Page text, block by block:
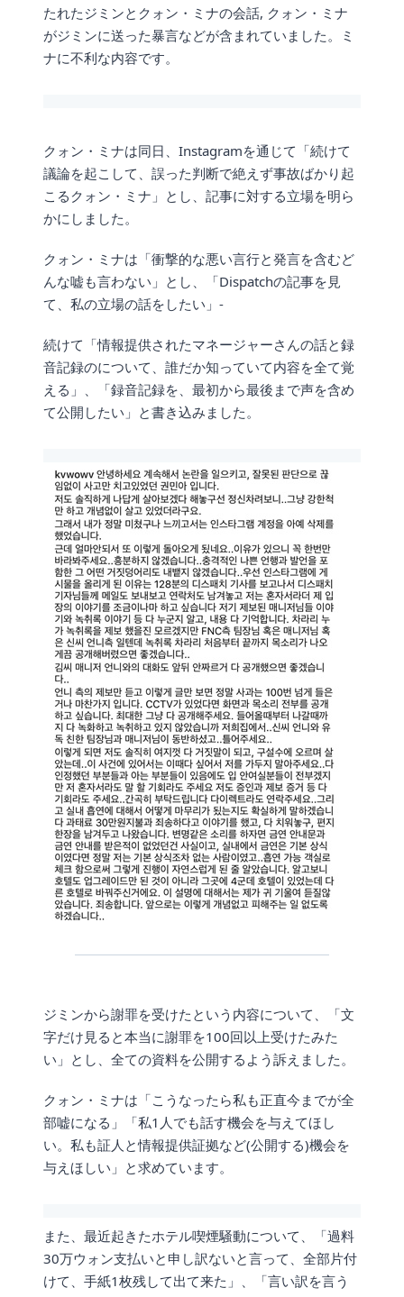
たれたジミンとクォン・ミナの会話, クォン・ミナ
がジミンに送った暴言などが含まれていました。ミ
ナに不利な内容です。
クォン・ミナは同日、Instagramを通じて「続けて
議論を起こして、誤った判断で絶えず事故ばかり起
こるクォン・ミナ」とし、記事に対する立場を明ら
かにしました。
クォン・ミナは「衝撃的な悪い言行と発言を含むど
んな嘘も言わない」とし、「Dispatchの記事を見
て、私の立場の話をしたい」-
続けて「情報提供されたマネージャーさんの話と録
音記録のについて、誰だか知っていて内容を全て覚
える」、「録音記録を、最初から最後まで声を含め
て公開したい」と書き込みました。
ジミンから謝罪を受けたという内容について、「文
字だけ見ると本当に謝罪を100回以上受けたみた
い」とし、全ての資料を公開するよう訴えました。
クォン・ミナは「こうなったら私も正直今までが全
部嘘になる」「私1人でも話す機会を与えてほし
い。私も証人と情報提供証拠など(公開する)機会を
与えほしい」と求めています。
また、最近起きたホテル喫煙騒動について、「過料
30万ウォン支払いと申し訳ないと言って、全部片付
けて、手紙1枚残して出て来た」、「言い訳を言う